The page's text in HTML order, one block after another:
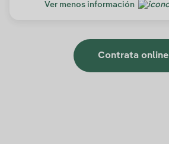
Ver menos información
Contrata online